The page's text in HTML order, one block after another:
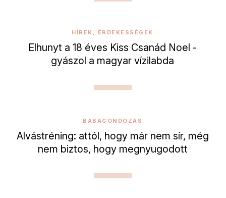
HÍREK, ÉRDEKESSÉGEK
Elhunyt a 18 éves Kiss Csanád Noel -
gyászol a magyar vízilabda
BABAGONDOZÁS
Alvástréning: attól, hogy már nem sír, még
nem biztos, hogy megnyugodott